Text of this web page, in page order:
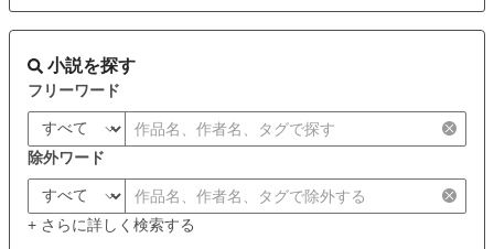
小説を探す
フリーワード
除外ワード
+ さらに詳しく検索する